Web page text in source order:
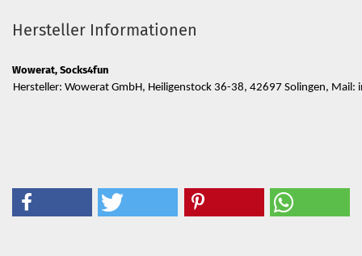
Hersteller Informationen
Wowerat, Socks4fun
Hersteller: Wowerat GmbH, Heiligenstock 36-38, 42697 Solingen,